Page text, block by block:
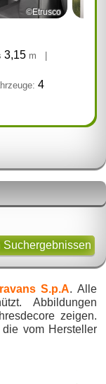
©Etrusco
3,15 m
|
4
Suchergebnissen
S.p.A. Alle
Abbildungen
zeigen.
vom Hersteller